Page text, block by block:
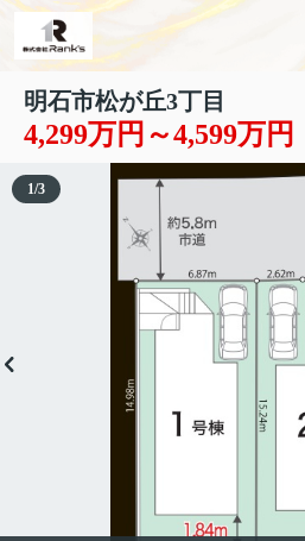
明石市松が丘3丁目
4,299万円～4,599万円
1/3